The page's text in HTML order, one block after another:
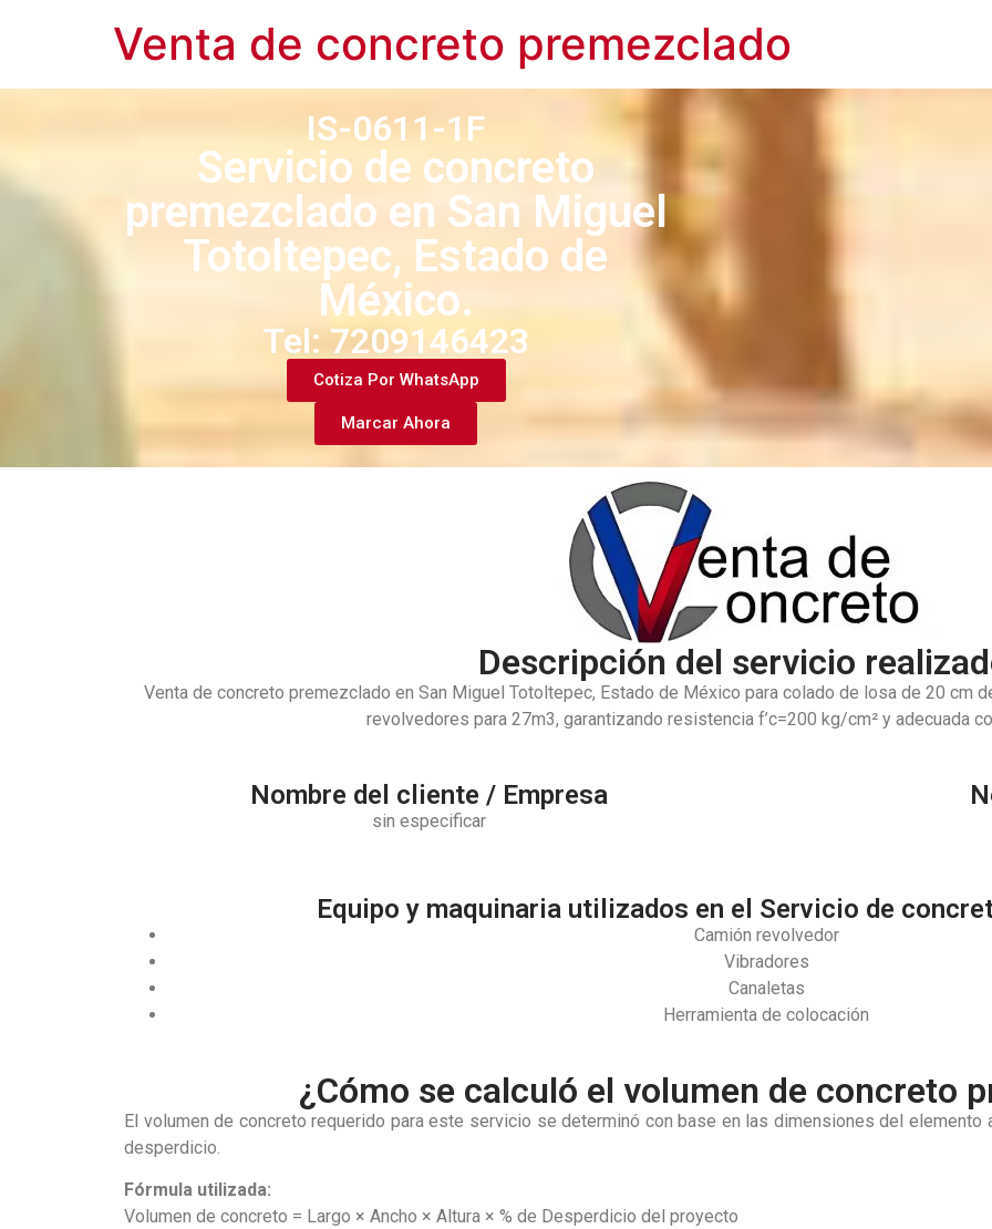
Venta de concreto premezclado
IS-0611-1F
Servicio de concreto
premezclado en San Miguel
Totoltepec, Estado de
México.
Tel: 7209146423
Cotiza Por WhatsApp
Marcar Ahora
Descripción del servicio
Venta de concreto premezclado en San Miguel Totoltepec, Estado de México para colado de losa de 20 cm
revolvedores para 27m3, garantizando resistencia f’c=200 kg/cm² y adecuada
Nombre del cliente / Empresa
sin especificar
Equipo y maquinaria utilizados en el Servicio de
Camión revolvedor
Vibradores
Canaletas
Herramienta de colocación
¿Cómo se calculó el volumen de concreto
El volumen de concreto requerido para este servicio se determinó con base en las dimensiones del elemento
desperdicio.
Fórmula utilizada:
Volumen de concreto = Largo × Ancho × Altura × % de Desperdicio del proyecto